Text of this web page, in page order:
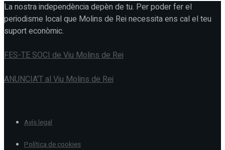
La nostra independència depèn de tu. Per poder fer el
periodisme local que Molins de Rei necessita ens cal el teu
suport econòmic.
FES-TE SOCI de Viu Molins de Rei
ANUNCIA'T al Viu Molins de Rei
Avís legal
Política de cookies